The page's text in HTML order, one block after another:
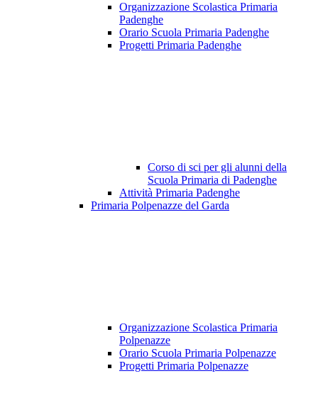
Organizzazione Scolastica Primaria
Padenghe
Orario Scuola Primaria Padenghe
Progetti Primaria Padenghe
Corso di sci per gli alunni della
Scuola Primaria di Padenghe
Attività Primaria Padenghe
Primaria Polpenazze del Garda
Organizzazione Scolastica Primaria
Polpenazze
Orario Scuola Primaria Polpenazze
Progetti Primaria Polpenazze